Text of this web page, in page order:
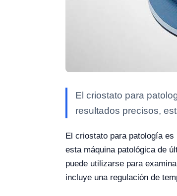
El criostato para
resultados precisos,
El criostato para patología
esta máquina patológica de
puede utilizarse para
incluye una regulación de